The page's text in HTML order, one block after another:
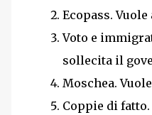
Ecopass.
Voto e
sollecita il
Moschea.
Coppie di